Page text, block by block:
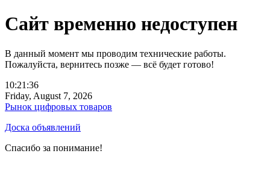
Сайт временно недоступен
В данный момент мы проводим технические работы.
Пожалуйста, вернитесь позже — всё будет готово!
10:21:36
Friday, August 7, 2026
Рынок цифровых товаров
Доска объявлений
Спасибо за понимание!